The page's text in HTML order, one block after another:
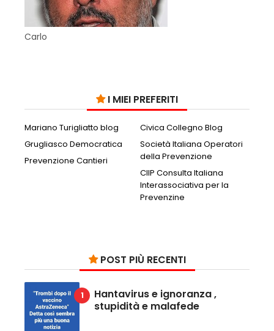
Carlo
I MIEI PREFERITI
Mariano Turigliatto blog
Civica Collegno Blog
Grugliasco Democratica
Società Italiana Operatori
della Prevenzione
Prevenzione Cantieri
CIIP Consulta Italiana
Interassociativa per la
Prevenzine
POST PIÙ RECENTI
Hantavirus e ignoranza ,
stupidità e malafede